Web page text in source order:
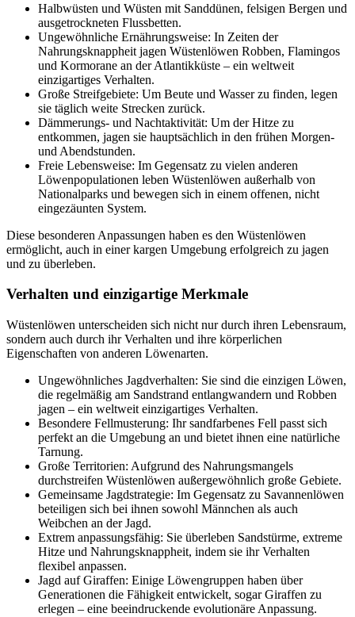
Halbwüsten und Wüsten mit Sanddünen, felsigen Bergen und
ausgetrockneten Flussbetten.
Ungewöhnliche Ernährungsweise: In Zeiten der
Nahrungsknappheit jagen Wüstenlöwen Robben, Flamingos
und Kormorane an der Atlantikküste – ein weltweit
einzigartiges Verhalten.
Große Streifgebiete: Um Beute und Wasser zu finden, legen
sie täglich weite Strecken zurück.
Dämmerungs- und Nachtaktivität: Um der Hitze zu
entkommen, jagen sie hauptsächlich in den frühen Morgen-
und Abendstunden.
Freie Lebensweise: Im Gegensatz zu vielen anderen
Löwenpopulationen leben Wüstenlöwen außerhalb von
Nationalparks und bewegen sich in einem offenen, nicht
eingezäunten System.
Diese besonderen Anpassungen haben es den Wüstenlöwen
ermöglicht, auch in einer kargen Umgebung erfolgreich zu jagen
und zu überleben.
Verhalten und einzigartige Merkmale
Wüstenlöwen unterscheiden sich nicht nur durch ihren Lebensraum,
sondern auch durch ihr Verhalten und ihre körperlichen
Eigenschaften von anderen Löwenarten.
Ungewöhnliches Jagdverhalten: Sie sind die einzigen Löwen,
die regelmäßig am Sandstrand entlangwandern und Robben
jagen – ein weltweit einzigartiges Verhalten.
Besondere Fellmusterung: Ihr sandfarbenes Fell passt sich
perfekt an die Umgebung an und bietet ihnen eine natürliche
Tarnung.
Große Territorien: Aufgrund des Nahrungsmangels
durchstreifen Wüstenlöwen außergewöhnlich große Gebiete.
Gemeinsame Jagdstrategie: Im Gegensatz zu Savannenlöwen
beteiligen sich bei ihnen sowohl Männchen als auch
Weibchen an der Jagd.
Extrem anpassungsfähig: Sie überleben Sandstürme, extreme
Hitze und Nahrungsknappheit, indem sie ihr Verhalten
flexibel anpassen.
Jagd auf Giraffen: Einige Löwengruppen haben über
Generationen die Fähigkeit entwickelt, sogar Giraffen zu
erlegen – eine beeindruckende evolutionäre Anpassung.